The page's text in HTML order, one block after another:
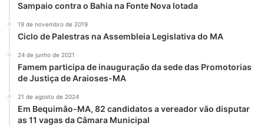
Sampaio contra o Bahia na Fonte Nova lotada
19 de novembro de 2019
Ciclo de Palestras na Assembleia Legislativa do MA
24 de junho de 2021
Famem participa de inauguração da sede das Promotorias
de Justiça de Araioses-MA
21 de agosto de 2024
Em Bequimão-MA, 82 candidatos a vereador vão disputar
as 11 vagas da Câmara Municipal